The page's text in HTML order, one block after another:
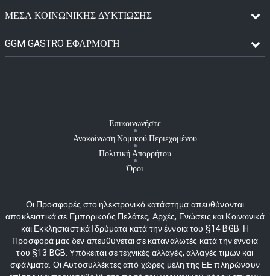
ΜΈΣΑ ΚΟΙΝΩΝΙΚΉΣ ΔΥΚΤΊΩΣΗΣ
GGM GASTRO ΕΦΑΡΜΟΓΉ
Επικοινωνήστε
Ανακοίνωση Νομικού Περιεχομένου
Πολιτική Απορρήτου
Όροι
Οι Προσφορές στο ηλεκτρονικό κατάστημα απευθύνονται
αποκλειστικά σε Εμπορικούς Πελάτες, Αρχές, Ενώσεις και Κοινωνικά
και Εκκλησιαστικά Ιδρύματα κατά την έννοια του §14 BGB. Η
Προσφορά μας δεν απευθύνεται σε καταναλωτές κατά την έννοια
του §13 BGB. Υπόκειται σε τεχνικές αλλαγές, αλλαγές τιμών και
σφάλματα. Οι Αυτοσυλλέκτες από χώρες μέλη της ΕΕ πληρώνουν